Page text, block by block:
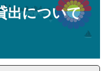
出について